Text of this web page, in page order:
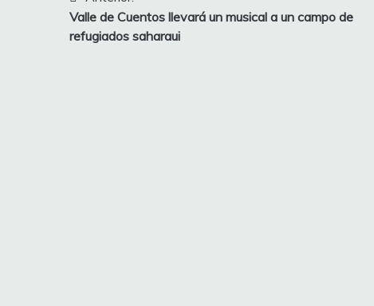
de
Valle de Cuentos llevará un musical a un campo de
refugiados saharaui